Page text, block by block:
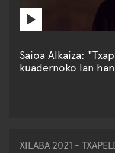
Saioa Alkaiza:
kuadernoko lan
XILABA 2021 -